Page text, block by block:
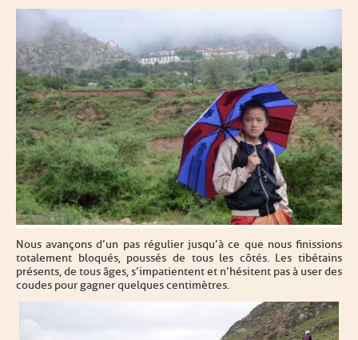
Nous avançons d’un pas régulier jusqu’à ce que nous finissions
totalement bloqués, poussés de tous les côtés. Les tibétains
présents, de tous âges, s’impatientent et n’hésitent pas à user des
coudes pour gagner quelques centimètres.